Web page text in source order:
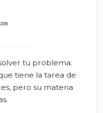
tu problema.
tiene la tarea de
pero su materia